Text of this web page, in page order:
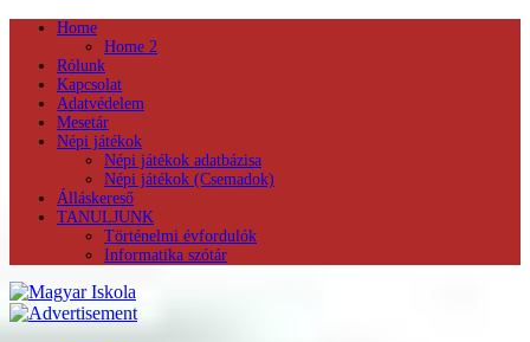
Home
Home 2
Rólunk
Kapcsolat
Adatvédelem
Mesetár
Népi játékok
Népi játékok adatbázisa
Népi játékok (Csemadok)
Álláskereső
TANULJUNK
Történelmi évfordulók
Informatika szótár